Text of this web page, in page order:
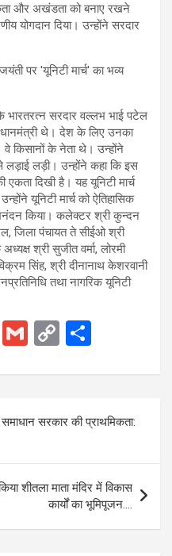
और अखंडता को बनाए रखने
योगदान दिया। उन्होंने सरदार
भारतरत्न सरदार वल्लभ भाई पटेल
थे। देश के लिए उनका
वे किसानों के नेता थे। उन्होंने
लड़ी। उन्होंने कहा कि इस
एकता दिखी है। यह यूनिटी मार्च
यूनिटी मार्च को ऐतिहासिक
किया। कलेक्टर श्री कुन्दन
जिला पंचायत ते सीईओ श्री
श्री सुजीत वर्मा, लोरमी
सिंह, श्री दीनानाथ केशरवानी
तथा नागरिक यूनिटी
T
G
ail
C
py
Li
n
k
ar
सरकार की प्राथमिकता:
शीतला माता मंदिर में विकास
कार्यों का भूमिपूजन….